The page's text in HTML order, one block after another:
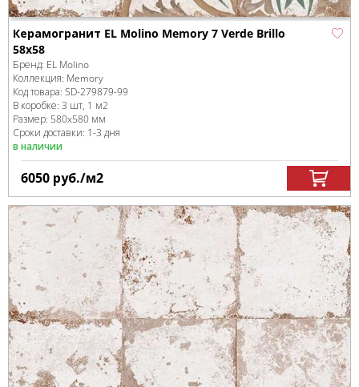
Керамогранит EL Molino Memory 7 Verde Brillo
58x58
Бренд: EL Molino
Коллекция: Memory
Код товара: SD-279879-99
В коробке: 3 шт, 1 м2
Размер: 580x580 мм
Сроки доставки: 1-3 дня
в наличии
6050 руб./м2